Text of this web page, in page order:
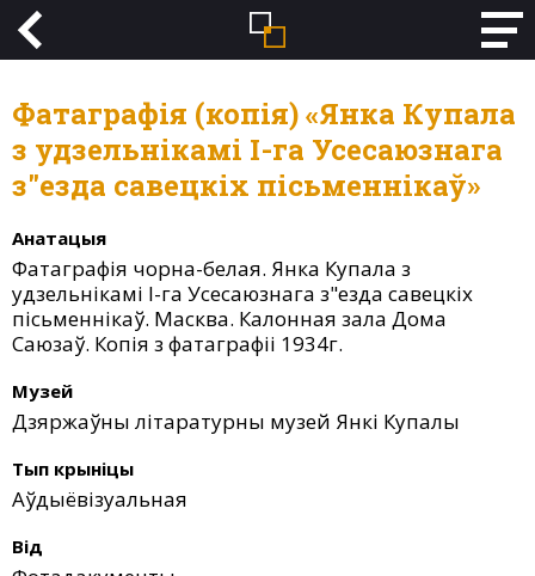
Фатаграфія (копія) «Янка Купала
з удзельнікамі І-га Усесаюзнага
з"езда савецкіх пісьменнікаў»
Анатацыя
Фатаграфія чорна-белая. Янка Купала з
удзельнікамі І-га Усесаюзнага з"езда савецкіх
пісьменнікаў. Масква. Калонная зала Дома
Саюзаў. Копія з фатаграфіі 1934г.
Музей
Дзяржаўны літаратурны музей Янкі Купалы
Тып крыніцы
Аўдыёвізуальная
Від